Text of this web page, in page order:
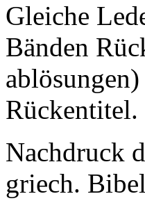
Gleiche
Bänden
Rückentitel.
Nachdruck
griech.